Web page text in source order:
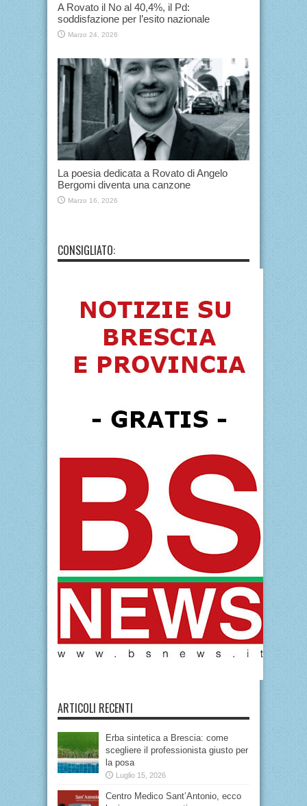
A Rovato il No al 40,4%, il Pd:
soddisfazione per l’esito nazionale
Marzo 24, 2026
La poesia dedicata a Rovato di Angelo
Bergomi diventa una canzone
Marzo 16, 2026
CONSIGLIATO:
ARTICOLI RECENTI
Erba sintetica a Brescia: come
scegliere il professionista giusto per
la posa
Luglio 15, 2026
Centro Medico Sant’Antonio, ecco